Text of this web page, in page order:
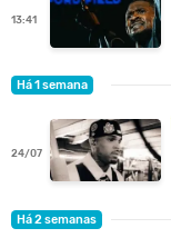
13:41
Há 1 semana
24/07
Há 2 semanas